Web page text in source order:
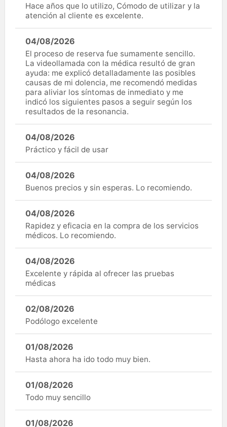
Hace años que lo utilizo, Cómodo de utilizar y la
atención al cliente es excelente.
04/08/2026
El proceso de reserva fue sumamente sencillo.
La videollamada con la médica resultó de gran
ayuda: me explicó detalladamente las posibles
causas de mi dolencia, me recomendó medidas
para aliviar los síntomas de inmediato y me
indicó los siguientes pasos a seguir según los
resultados de la resonancia.
04/08/2026
Práctico y fácil de usar
04/08/2026
Buenos precios y sin esperas. Lo recomiendo.
04/08/2026
Rapidez y eficacia en la compra de los servicios
médicos. Lo recomiendo.
04/08/2026
Excelente y rápida al ofrecer las pruebas
médicas
02/08/2026
Podólogo excelente
01/08/2026
Hasta ahora ha ido todo muy bien.
01/08/2026
Todo muy sencillo
01/08/2026